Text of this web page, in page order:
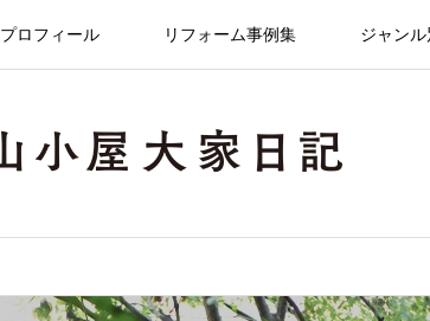
プロフィール リフォーム事例集 ジャン